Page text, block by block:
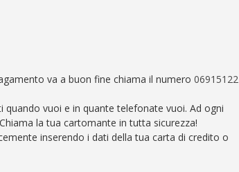
va a buon fine chiama il numero 06915122
vuoi e in quante telefonate vuoi. Ad ogni
la tua cartomante in tutta sicurezza!
inserendo i dati della tua carta di credito o